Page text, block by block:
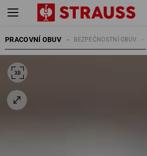
PRACOVNÍ OBUV BEZPEČNOSTNÍ OBUV